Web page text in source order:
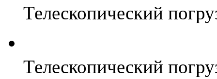
Телескопический
Телескопический